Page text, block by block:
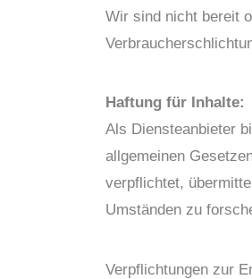
Wir sind nicht bereit
Haftung für Inhalte:
Als Diensteanbieter
allgemeinen
verpflichtet,
Umständen zu
Verpflichtungen zur